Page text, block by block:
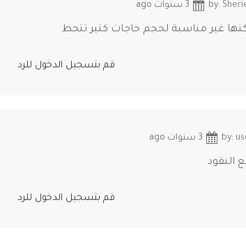
by:
غير مناسبة لحجم حاجات كتير تتحط
قم بتسجيل الدخول للرد
by:
النقود
قم بتسجيل الدخول للرد